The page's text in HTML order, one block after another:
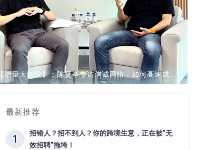
【增量大咖说】：陈贤亭专访信诚网络，如何高速成长为10亿级卖家!
最新推荐
1
招错人？招不到人？你的跨境生意，正在被“无
效招聘”拖垮！